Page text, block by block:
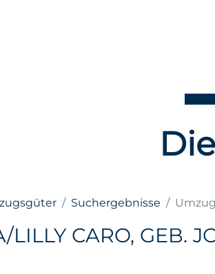
Suchergebnisse
CARO, GEB.